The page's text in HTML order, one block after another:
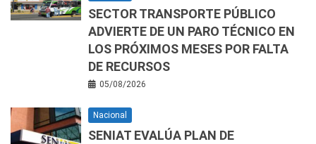
SECTOR TRANSPORTE PÚBLICO
ADVIERTE DE UN PARO TÉCNICO EN
LOS PRÓXIMOS MESES POR FALTA
DE RECURSOS
05/08/2026
Nacional
SENIAT EVALÚA PLAN DE